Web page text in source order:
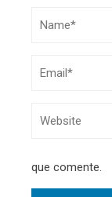
que comente.